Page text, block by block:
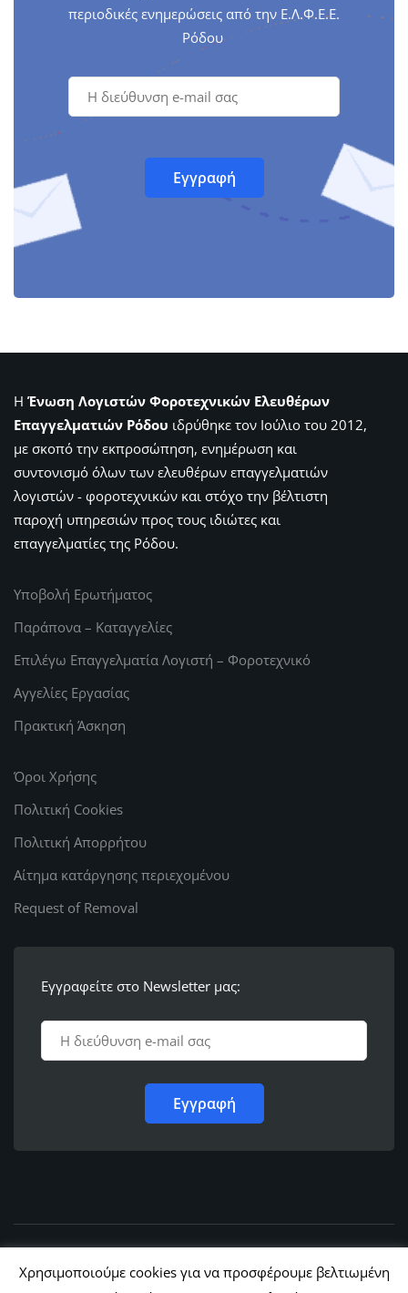
περιοδικές ενημερώσεις από την Ε.Λ.Φ.Ε.Ε.
Ρόδου
Η Ένωση Λογιστών Φοροτεχνικών Ελευθέρων
Επαγγελματιών Ρόδου ιδρύθηκε τον Ιούλιο του 2012,
με σκοπό την εκπροσώπηση, ενημέρωση και
συντονισμό όλων των ελευθέρων επαγγελματιών
λογιστών - φοροτεχνικών και στόχο την βέλτιστη
παροχή υπηρεσιών προς τους ιδιώτες και
επαγγελματίες της Ρόδου.
Υποβολή Ερωτήματος
Παράπονα – Καταγγελίες
Επιλέγω Επαγγελματία Λογιστή – Φοροτεχνικό
Αγγελίες Εργασίας
Πρακτική Άσκηση
Όροι Χρήσης
Πολιτική Cookies
Πολιτική Απορρήτου
Αίτημα κατάργησης περιεχομένου
Request of Removal
Εγγραφείτε στο Newsletter μας:
© 2011 - 2022, Ε.Λ.Φ.Ε.Ε. Ρόδου
Χρησιμοποιούμε cookies για να προσφέρουμε βελτιωμένη